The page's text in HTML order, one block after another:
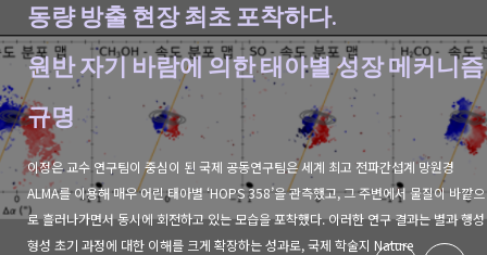
동량 방출 현장 최초 포착하다.
원반 자기 바람에 의한 태아별 성장 메커니즘
규명
이정은 교수 연구팀이 중심이 된 국제 공동연구팀은 세계 최고 전파간섭계 망원경
ALMA를 이용해 매우 어린 태아별 ‘HOPS 358’을 관측했고, 그 주변에서 물질이 바깥으
로 흘러나가면서 동시에 회전하고 있는 모습을 포착했다. 이러한 연구 결과는 별과 행성
형성 초기 과정에 대한 이해를 크게 확장하는 성과로, 국제 학술지 Nature